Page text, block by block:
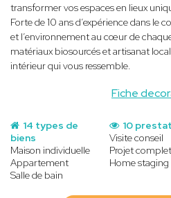
Fiche
transformer vos espaces en lieux
Forte de 10 ans d’expérience dans le
et l’environnement au cœur de
matériaux biosourcés et artisanat
intérieur qui vous ressemble.
14 types de
biens
Maison individuelle
Appartement
Salle de bain
10
Visite conseil
Projet complet
Home staging